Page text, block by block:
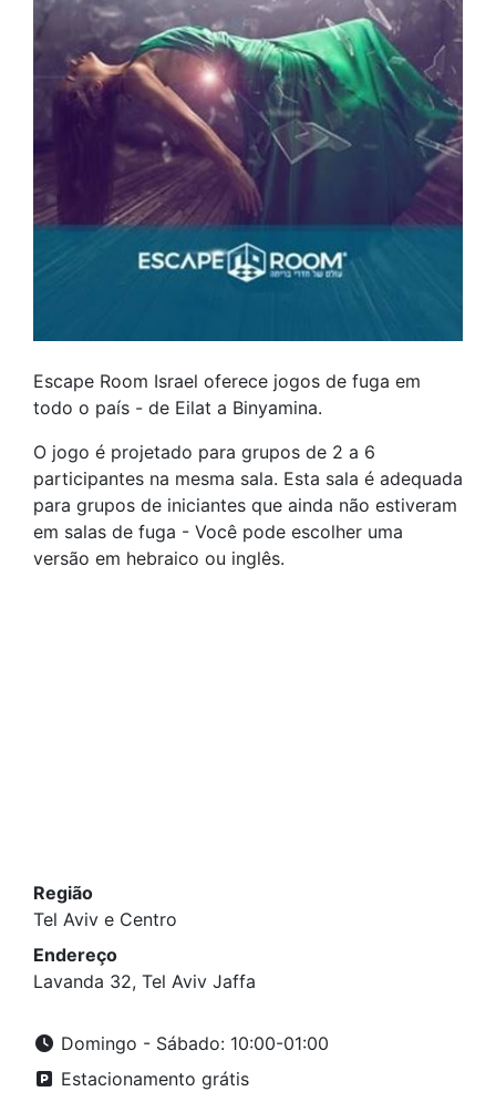
Escape Room Israel oferece jogos de fuga em
todo o país - de Eilat a Binyamina.
O jogo é projetado para grupos de 2 a 6
participantes na mesma sala. Esta sala é adequada
para grupos de iniciantes que ainda não estiveram
em salas de fuga - Você pode escolher uma
versão em hebraico ou inglês.
Região
Tel Aviv e Centro
Endereço
Lavanda 32, Tel Aviv Jaffa
Domingo - Sábado: 10:00-01:00
Estacionamento grátis